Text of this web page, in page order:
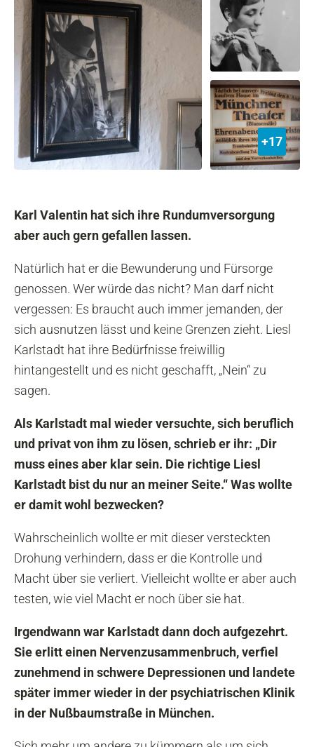
+17
Karl Valentin hat sich ihre Rundumversorgung
aber auch gern gefallen lassen.
Natürlich hat er die Bewunderung und Fürsorge
genossen. Wer würde das nicht? Man darf nicht
vergessen: Es braucht auch immer jemanden, der
sich ausnutzen lässt und keine Grenzen zieht. Liesl
Karlstadt hat ihre Bedürfnisse freiwillig
hintangestellt und es nicht geschafft, „Nein“ zu
sagen.
Als Karlstadt mal wieder versuchte, sich beruflich
und privat von ihm zu lösen, schrieb er ihr: „Dir
muss eines aber klar sein. Die richtige Liesl
Karlstadt bist du nur an meiner Seite.“ Was wollte
er damit wohl bezwecken?
Wahrscheinlich wollte er mit dieser versteckten
Drohung verhindern, dass er die Kontrolle und
Macht über sie verliert. Vielleicht wollte er aber auch
testen, wie viel Macht er noch über sie hat.
Irgendwann war Karlstadt dann doch aufgezehrt.
Sie erlitt einen Nervenzusammenbruch, verfiel
zunehmend in schwere Depressionen und landete
später immer wieder in der psychiatrischen Klinik
in der Nußbaumstraße in München.